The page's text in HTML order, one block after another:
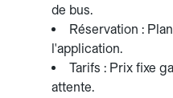
de bus.
Réservation :
l'application.
Tarifs : Prix fixe
attente.